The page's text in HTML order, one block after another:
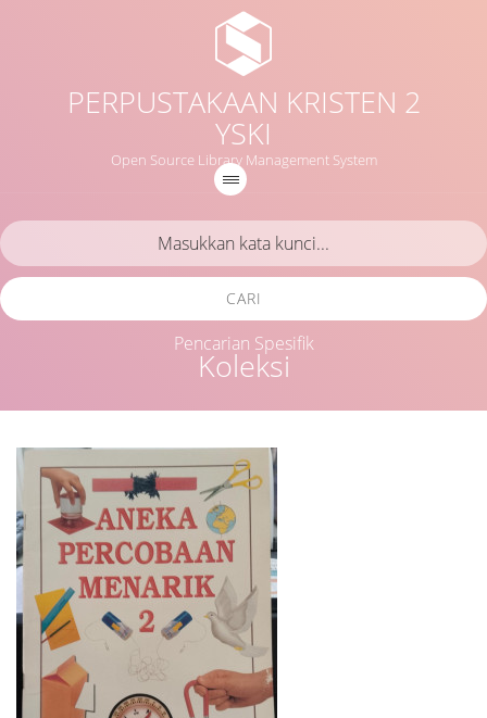
PERPUSTAKAAN KRISTEN 2
YSKI
Open Source Library Management System
Koleksi
CARI
Pencarian Spesifik